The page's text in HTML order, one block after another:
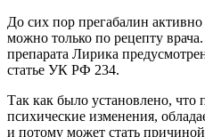
До сих пор прегабалин
можно только по рецепту
препарата Лирика
статье УК РФ 234.
Так как было установлено, что
психические изменения,
и потому может стать